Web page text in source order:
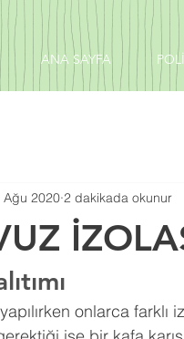
ANA SAYFA
Ağu 2020 2 dakikada okunur
yapılırken onlarca